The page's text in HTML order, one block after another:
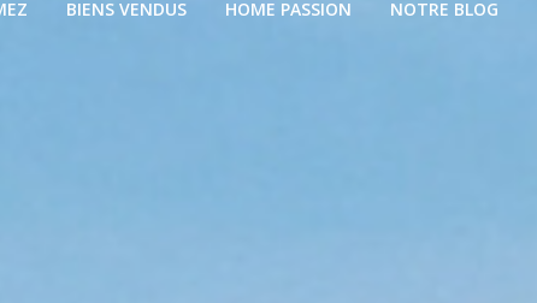
BIENS VENDUS HOME PASSION NOTRE BLOG